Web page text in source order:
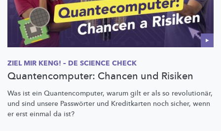
ZIEL MIR KENG! – DE SCIENCE CHECK
Quantencomputer: Chancen und Risiken
Was ist ein Quantencomputer, warum gilt er als so revolutionär,
und sind unsere Passwörter und Kreditkarten noch sicher, wenn
er erst einmal da ist?